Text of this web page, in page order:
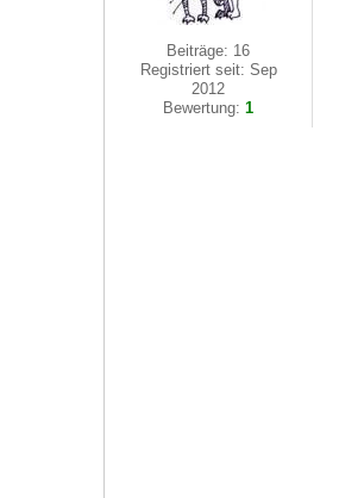
Beiträge: 16
Registriert seit: Sep
2012
Bewertung:1